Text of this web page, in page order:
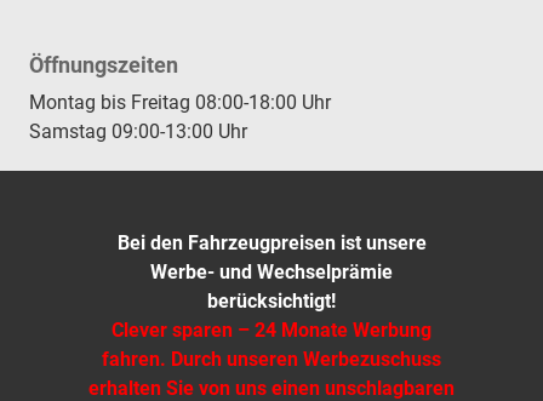
Öffnungszeiten
Montag bis Freitag 08:00-18:00 Uhr
Samstag 09:00-13:00 Uhr
Bei den Fahrzeugpreisen ist unsere
Werbe- und Wechselprämie
berücksichtigt!
Clever sparen – 24 Monate Werbung
fahren. Durch unseren Werbezuschuss
erhalten Sie von uns einen unschlagbaren